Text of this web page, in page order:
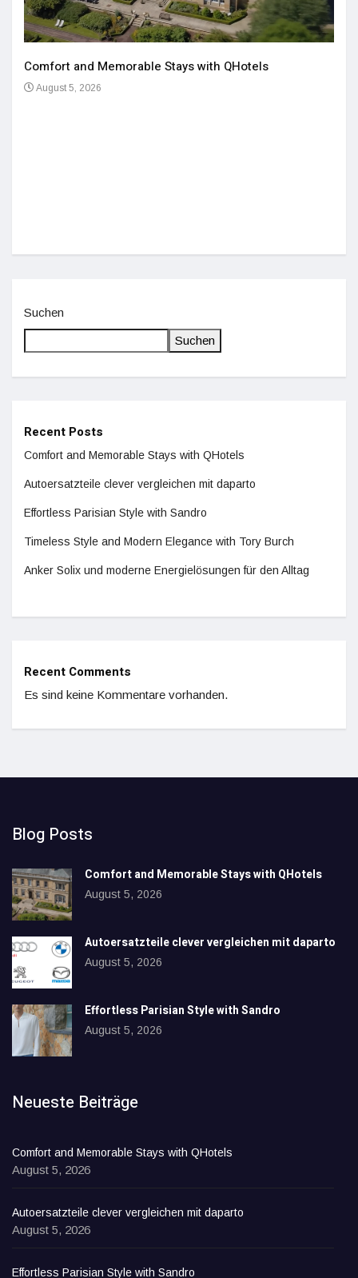
Comfort and Memorable Stays with QHotels
August 5, 2026
Suchen
Suchen
Recent Posts
Comfort and Memorable Stays with QHotels
Autoersatzteile clever vergleichen mit daparto
Effortless Parisian Style with Sandro
Timeless Style and Modern Elegance with Tory Burch
Anker Solix und moderne Energielösungen für den Alltag
Recent Comments
Es sind keine Kommentare vorhanden.
Blog Posts
Comfort and Memorable Stays with QHotels
August 5, 2026
Autoersatzteile clever vergleichen mit daparto
August 5, 2026
Effortless Parisian Style with Sandro
August 5, 2026
Neueste Beiträge
Comfort and Memorable Stays with QHotels
August 5, 2026
Autoersatzteile clever vergleichen mit daparto
August 5, 2026
Effortless Parisian Style with Sandro